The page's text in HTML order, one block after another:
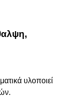
υλοποιεί